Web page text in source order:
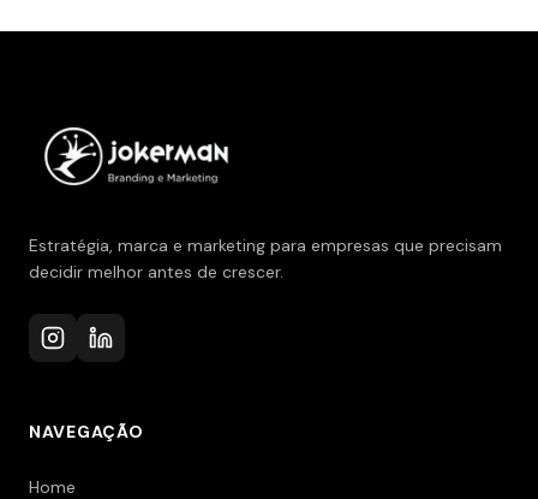
Estratégia, marca e marketing para empresas que precisam
decidir melhor antes de crescer.
NAVEGAÇÃO
Home